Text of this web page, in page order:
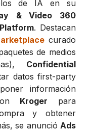
de IA en su
& Video 360
. Destacan
curado
de medios
Confidential
datos first-party
información
Kroger para
y obtener
se anunció Ads